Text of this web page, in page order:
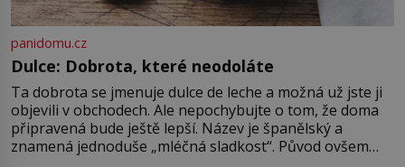
panidomu.cz
Dulce: Dobrota, které neodoláte
Ta dobrota se jmenuje dulce de leche a možná už jste ji
objevili v obchodech. Ale nepochybujte o tom, že doma
připravená bude ještě lepší. Název je španělský a
znamená jednoduše „mléčná sladkost“. Původ ovšem